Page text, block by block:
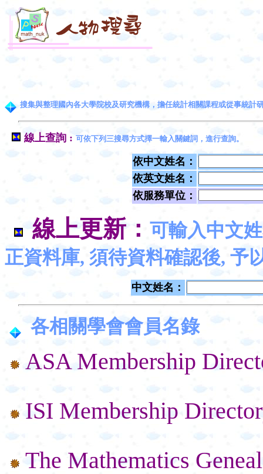
搜集與整理國內各大學院校及研究機構，擔任統計相關課程或從事統計
線上查詢 :可依下列三搜尋方式擇一輸入關鍵詞，進行查詢。
依中文姓名：
依英文姓名：
依服務單位：
線上更新： 可輸入中文
正資料庫, 須待資料確認後, 予
中文姓名：
各相關學會會員名錄
ASA Membership
ISI Membership
The Mathematics